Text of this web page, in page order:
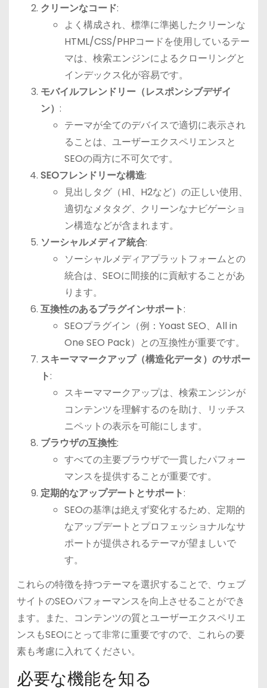
クリーンなコード:
よく構成され、標準に準拠したクリーンな
HTML/CSS/PHPコードを使用しているテー
マは、検索エンジンによるクローリングと
インデックス化が容易です。
モバイルフレンドリー（レスポンシブデザイ
ン） :
テーマが全てのデバイスで適切に表示され
ることは、ユーザーエクスペリエンスと
SEOの両方に不可欠です。
SEOフレンドリーな構造:
見出しタグ（H1、H2など）の正しい使用、
適切なメタタグ、クリーンなナビゲーショ
ン構造などが含まれます。
ソーシャルメディア統合:
ソーシャルメディアプラットフォームとの
統合は、SEOに間接的に貢献することがあ
ります。
互換性のあるプラグインサポート:
SEOプラグイン（例：Yoast SEO、All in
One SEO Pack）との互換性が重要です。
スキーママークアップ（構造化データ）のサポー
ト:
スキーママークアップは、検索エンジンが
コンテンツを理解するのを助け、リッチス
ニペットの表示を可能にします。
ブラウザの互換性:
すべての主要ブラウザで一貫したパフォー
マンスを提供することが重要です。
定期的なアップデートとサポート:
SEOの基準は絶えず変化するため、定期的
なアップデートとプロフェッショナルなサ
ポートが提供されるテーマが望ましいで
す。
これらの特徴を持つテーマを選択することで、ウェブ
サイトのSEOパフォーマンスを向上させることができ
ます。また、コンテンツの質とユーザーエクスペリエ
ンスもSEOにとって非常に重要ですので、これらの要
素も考慮に入れてください。
必要な機能を知る